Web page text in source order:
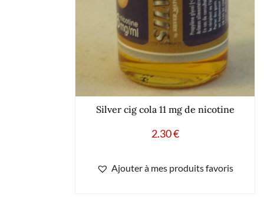
Silver cig cola 11 mg de nicotine
2.30€
Ajouter à mes produits favoris